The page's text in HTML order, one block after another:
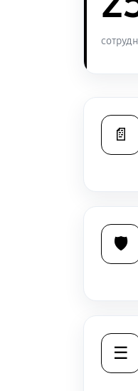
📄
🛡️
☰